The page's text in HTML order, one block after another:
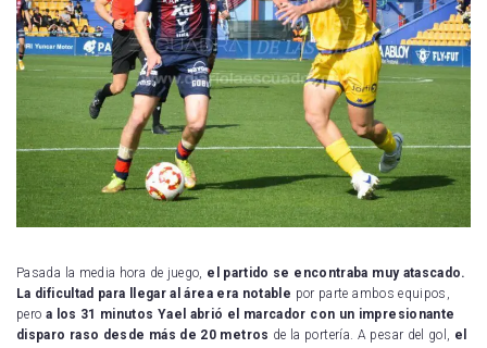
Pasada la media hora de juego, el partido se encontraba muy atascado.
La dificultad para llegar al área era notable por parte ambos equipos,
pero a los 31 minutos Yael abrió el marcador con un impresionante
disparo raso desde más de 20 metros de la portería. A pesar del gol, el